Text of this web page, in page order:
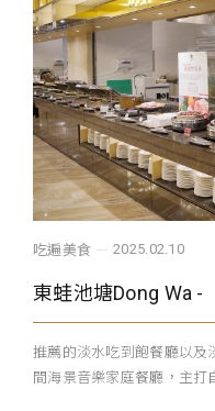
吃遍美食 2025.02.10
推薦的淡水吃到飽餐廳以及
間海景音樂家庭餐廳，主打